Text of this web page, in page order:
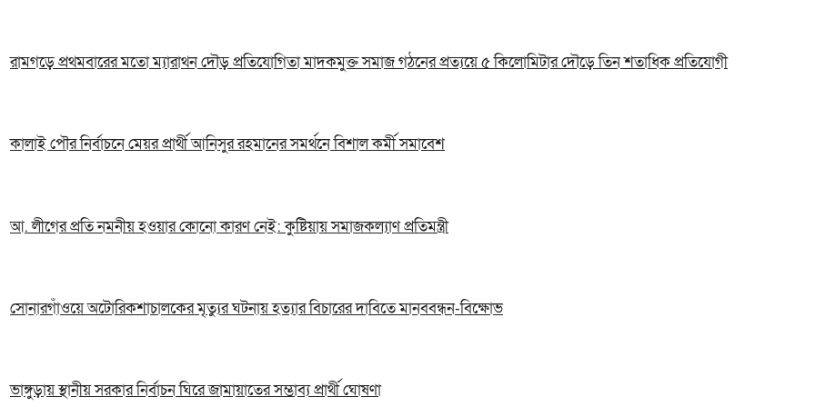
রামগড়ে প্রথমবারের মতো ম্যারাথন দৌড় প্রতিযোগিতা মাদকমুক্ত সমাজ গঠনের প্রত্যয়ে ৫ কিলোমিটার দৌড়ে তিন শতাধিক প্রতিযোগী
কালাই পৌর নির্বাচনে মেয়র প্রার্থী আনিসুর রহমানের সমর্থনে বিশাল কর্মী সমাবেশ
আ. লীগের প্রতি নমনীয় হওয়ার কোনো কারণ নেই: কুষ্টিয়ায় সমাজকল্যাণ প্রতিমন্ত্রী
সোনারগাঁওয়ে অটোরিকশাচালকের মৃত্যুর ঘটনায় হত্যার বিচারের দাবিতে মানববন্ধন-বিক্ষোভ
ভাঙ্গুড়ায় স্থানীয় সরকার নির্বাচন ঘিরে জামায়াতের সম্ভাব্য প্রার্থী ঘোষণা